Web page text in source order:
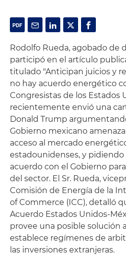
Rodolfo Rueda, agobado de
participó en el artículo
titulado "Anticipan juicios y
no hay acuerdo energético
Congresistas de los Estados
recientemente envió una
Donald Trump
Gobierno mexicano
acceso al mercado
estadounidenses, y
acuerdo con el Gobierno
del sector. El Sr. Rueda,
Comisión de Energía de la
of Commerce (ICC), detalló
Acuerdo Estados Unidos-
provee una posible solución
establece regímenes de
las inversiones extranjeras.